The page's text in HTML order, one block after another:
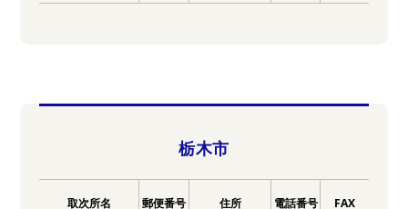
栃木市
取次所名 郵便番号 住所 電話番号 FAX